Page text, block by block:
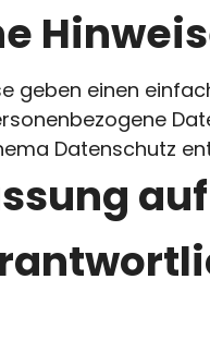
geben einen
Datenschutz